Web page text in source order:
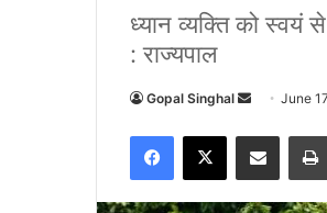
ध्यान व्यक्ति को
: राज्यपाल
Gopal Singhal
n
d
a
June